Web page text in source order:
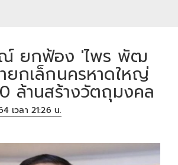
ณ์ ยกฟ้อง 'ไพร พัฒ
ยกเล็กนครหาดใหญ่
ล้านสร้างวัตถุมงคล
เวลา 21:26 น.